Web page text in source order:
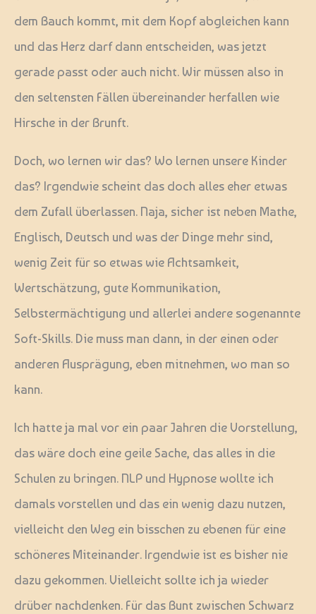
dem Bauch kommt, mit dem Kopf abgleichen kann
und das Herz darf dann entscheiden, was jetzt
gerade passt oder auch nicht. Wir müssen also in
den seltensten Fällen übereinander herfallen wie
Hirsche in der Brunft.
Doch, wo lernen wir das? Wo lernen unsere Kinder
das? Irgendwie scheint das doch alles eher etwas
dem Zufall überlassen. Naja, sicher ist neben Mathe,
Englisch, Deutsch und was der Dinge mehr sind,
wenig Zeit für so etwas wie Achtsamkeit,
Wertschätzung, gute Kommunikation,
Selbstermächtigung und allerlei andere sogenannte
Soft-Skills. Die muss man dann, in der einen oder
anderen Ausprägung, eben mitnehmen, wo man so
kann.
Ich hatte ja mal vor ein paar Jahren die Vorstellung,
das wäre doch eine geile Sache, das alles in die
Schulen zu bringen. NLP und Hypnose wollte ich
damals vorstellen und das ein wenig dazu nutzen,
vielleicht den Weg ein bisschen zu ebenen für eine
schöneres Miteinander. Irgendwie ist es bisher nie
dazu gekommen. Vielleicht sollte ich ja wieder
drüber nachdenken. Für das Bunt zwischen Schwarz